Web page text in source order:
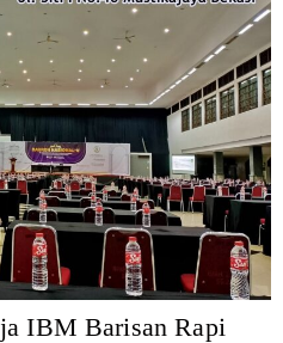
IBM Barisan Rapi